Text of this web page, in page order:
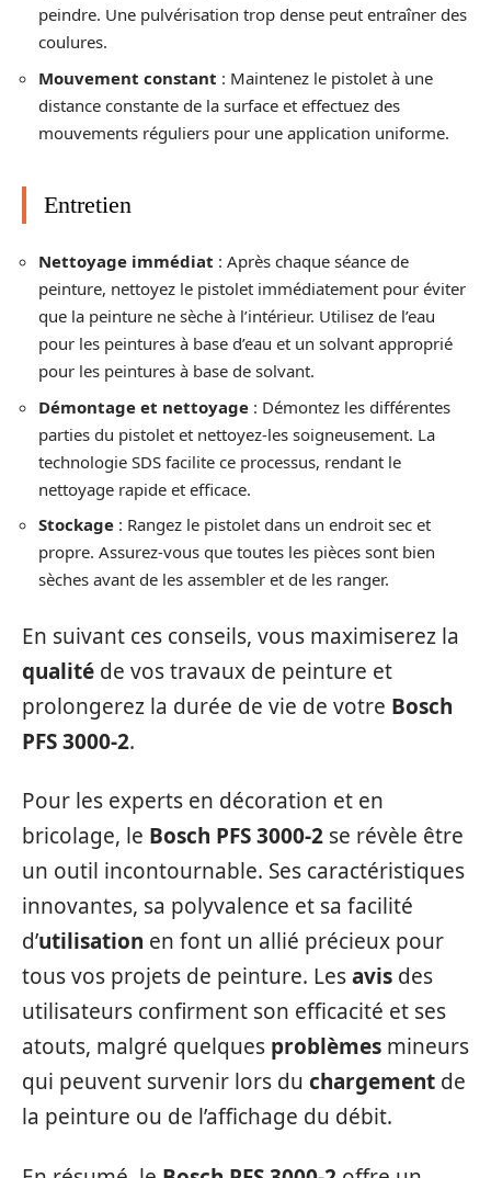
peindre. Une pulvérisation trop dense peut entraîner des
coulures.
Mouvement constant : Maintenez le pistolet à une
distance constante de la surface et effectuez des
mouvements réguliers pour une application uniforme.
Entretien
Nettoyage immédiat : Après chaque séance de
peinture, nettoyez le pistolet immédiatement pour éviter
que la peinture ne sèche à l’intérieur. Utilisez de l’eau
pour les peintures à base d’eau et un solvant approprié
pour les peintures à base de solvant.
Démontage et nettoyage : Démontez les différentes
parties du pistolet et nettoyez-les soigneusement. La
technologie SDS facilite ce processus, rendant le
nettoyage rapide et efficace.
Stockage : Rangez le pistolet dans un endroit sec et
propre. Assurez-vous que toutes les pièces sont bien
sèches avant de les assembler et de les ranger.
En suivant ces conseils, vous maximiserez la
qualité de vos travaux de peinture et
prolongerez la durée de vie de votre Bosch
PFS 3000-2.
Pour les experts en décoration et en
bricolage, le Bosch PFS 3000-2 se révèle être
un outil incontournable. Ses caractéristiques
innovantes, sa polyvalence et sa facilité
d’utilisation en font un allié précieux pour
tous vos projets de peinture. Lesavis des
utilisateurs confirment son efficacité et ses
atouts, malgré quelques problèmes mineurs
qui peuvent survenir lors du chargement de
la peinture ou de l’affichage du débit.